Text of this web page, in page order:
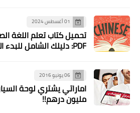
01 أغسطس 2024
تحميل كتاب تعلم اللغة
PDF: دليلك الشامل للبدء الآن!
06 يونيو 2016
مليون درهم!!